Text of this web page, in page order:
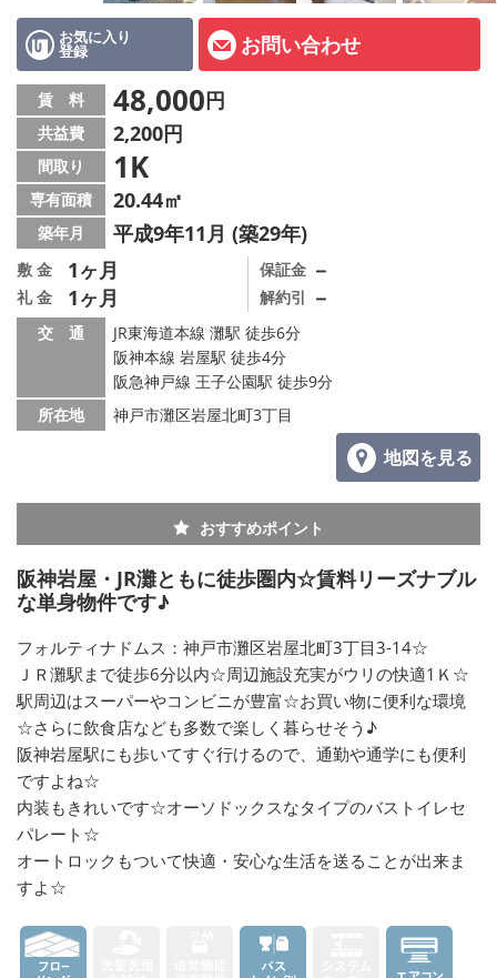
お気に入り
登録 お問い合わせ
賃 料 48,000円
共益費 2,200円
間取り 1K
専有面積 20.44㎡
築年月 平成9年11月 (築29年)
敷 金 1ヶ月
礼 金 1ヶ月
保証金 －
解約引 －
交 通
JR東海道本線 灘駅 徒歩6分
阪神本線 岩屋駅 徒歩4分
阪急神戸線 王子公園駅 徒歩9分
所在地
神戸市灘区岩屋北町3丁目
地図を見る
おすすめポイント
阪神岩屋・JR灘ともに徒歩圏内☆賃料リーズナブル
な単身物件です♪
フォルティナドムス：神戸市灘区岩屋北町3丁目3-14☆
ＪＲ灘駅まで徒歩6分以内☆周辺施設充実がウリの快適1Ｋ☆
駅周辺はスーパーやコンビニが豊富☆お買い物に便利な環境
☆さらに飲食店なども多数で楽しく暮らせそう♪
阪神岩屋駅にも歩いてすぐ行けるので、通勤や通学にも便利
ですよね☆
内装もきれいです☆オーソドックスなタイプのバストイレセ
パレート☆
オートロックもついて快適・安心な生活を送ることが出来ま
すよ☆